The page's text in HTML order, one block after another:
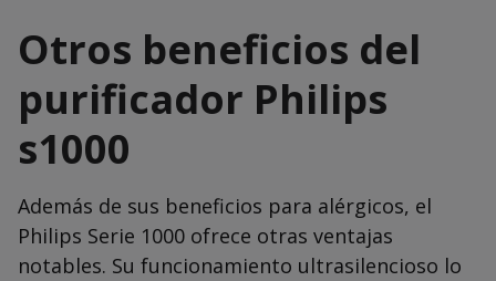
Otros beneficios del
purificador Philips
s1000
Además de sus beneficios para alérgicos, el
Philips Serie 1000 ofrece otras ventajas
notables. Su funcionamiento ultrasilencioso lo